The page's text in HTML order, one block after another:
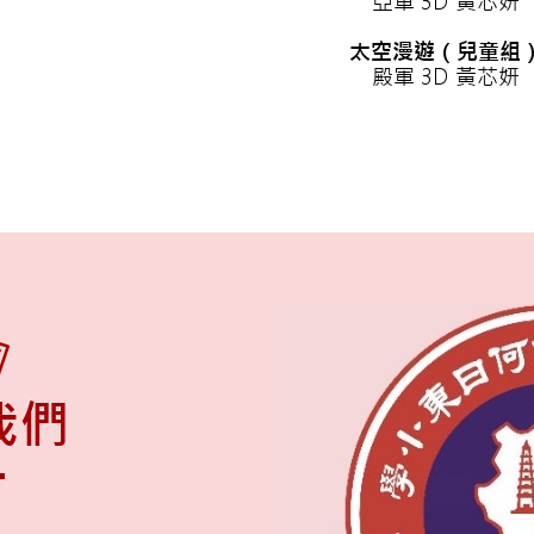
太空漫遊（兒童組
殿軍 3D 黃芯妍
們